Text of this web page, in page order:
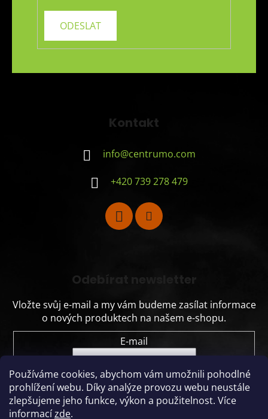
Používáme cookies, abychom vám umožnili pohodlné
prohlížení webu. Díky analýze provozu webu neustále
zlepšujeme jeho funkce, výkon a použitelnost. Více
informacízde.
Kontakt
info@centrumo.com
+420 739 278 479
Odebírat newsletter
Vložte svůj e-mail a my vám budeme zasílat informace
o nových produktech na našem e-shopu.
E-mail
Vložením e-mailu souhlasíte spodmínkami
ochrany osobních údajů